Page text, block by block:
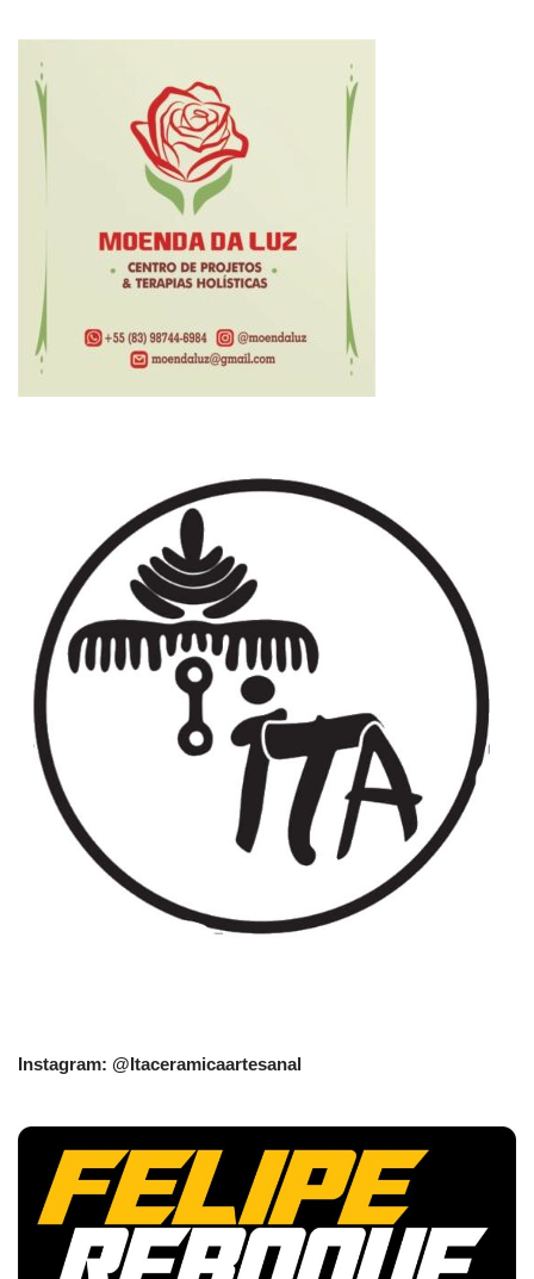
Instagram: @Itaceramicaartesanal